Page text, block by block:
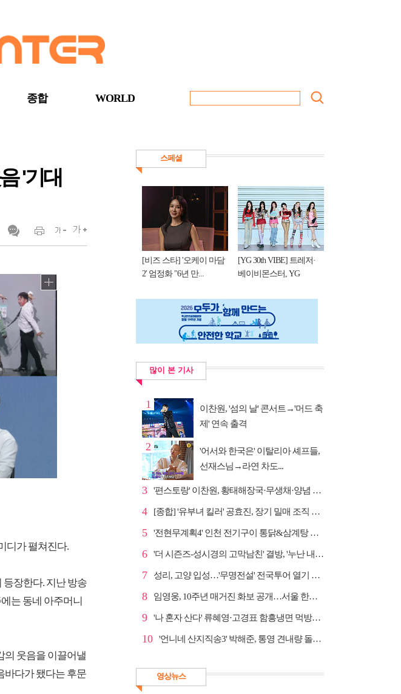
종합 WORLD
'기대
디가 펼쳐진다.
장한다. 지난 방송
는 동네 아주머니
의 웃음을 이끌어낼
바다가 됐다는 후문
스페셜
[비즈 스타] '오케이 마담
2' 엄정화 "6년 만...
[YG 30th VIBE] 트레저·
베이비몬스터, YG
많이 본 기사
1
이찬원, '섬의 날' 콘서트→'머드 축
제' 연속 출격
2
'어서와 한국은' 이탈리아 셰프들,
선재스님→라연 차도...
3 '편스토랑' 이찬원, 황태해장국·무생채·양념 목살구이 ...
4 [종합] '유부녀 킬러' 공효진, 장기 밀매 조직 소탕…4...
5 '전현무계획4' 인천 전기구이 통닭&삼계탕 노포 맛집 탐방
6 '더 시즌즈-성시경의 고막남친' 결방, '누난 내게 여자...
7 성리, 고양 입성…'무명전설' 전국투어 열기 지속
8 임영웅, 10주년 매거진 화보 공개…서울 한복판 대형 현...
9 '나 혼자 산다' 류혜영·고경표 함흥냉면 먹방→남산 산책
10 '언니네 산지직송3' 박해준, 통영 견내량 돌미역 조업 ...
영상뉴스